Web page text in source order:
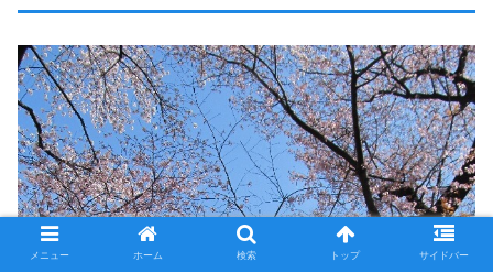
メニュー ホーム 検索 トップ サイドバー